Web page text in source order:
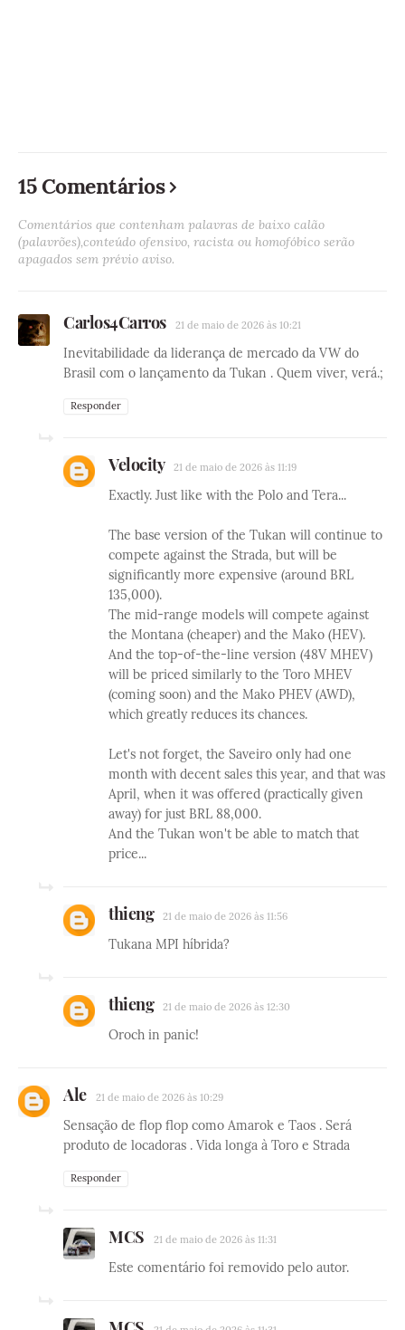
15 Comentários
Comentários que contenham palavras de baixo calão
(palavrões),conteúdo ofensivo, racista ou homofóbico serão
apagados sem prévio aviso.
Carlos4Carros 21 de maio de 2026 às 10:21
Inevitabilidade da liderança de mercado da VW do
Brasil com o lançamento da Tukan . Quem viver, verá.;
Responder
Velocity 21 de maio de 2026 às 11:19
Exactly. Just like with the Polo and Tera...
The base version of the Tukan will continue to
compete against the Strada, but will be
significantly more expensive (around BRL
135,000).
The mid-range models will compete against
the Montana (cheaper) and the Mako (HEV).
And the top-of-the-line version (48V MHEV)
will be priced similarly to the Toro MHEV
(coming soon) and the Mako PHEV (AWD),
which greatly reduces its chances.
Let's not forget, the Saveiro only had one
month with decent sales this year, and that was
April, when it was offered (practically given
away) for just BRL 88,000.
And the Tukan won't be able to match that
price...
thieng 21 de maio de 2026 às 11:56
Tukana MPI híbrida?
thieng 21 de maio de 2026 às 12:30
Oroch in panic!
Ale 21 de maio de 2026 às 10:29
Sensação de flop flop como Amarok e Taos . Será
produto de locadoras . Vida longa à Toro e Strada
Responder
MCS 21 de maio de 2026 às 11:31
Este comentário foi removido pelo autor.